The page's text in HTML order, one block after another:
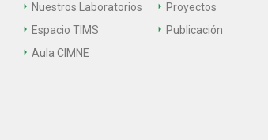
Nuestros Laboratorios
Espacio TIMS
Aula CIMNE
Proyectos
Publicación